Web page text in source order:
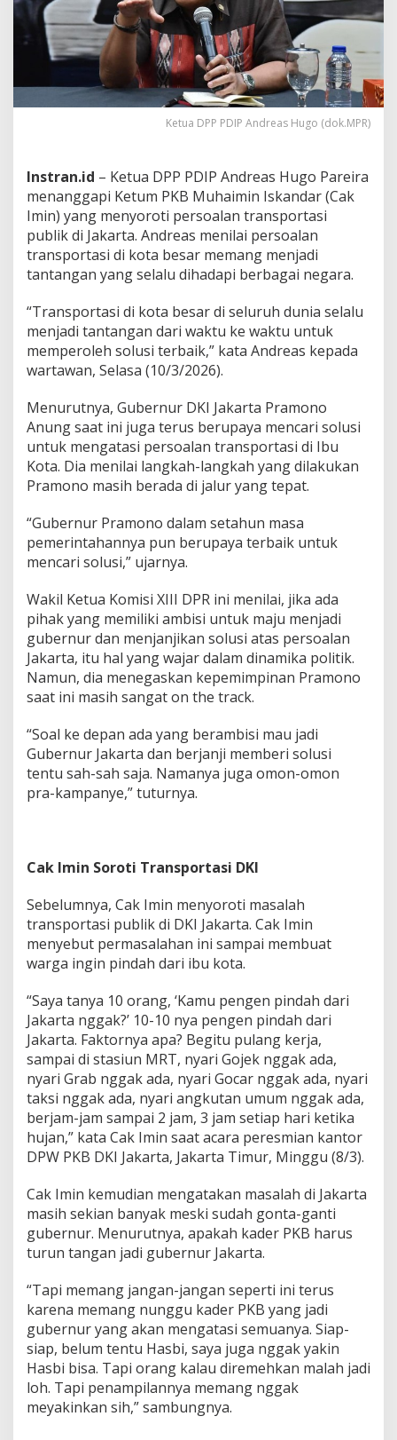
a
l
B
e
n
a
h
n
s
p
o
t
a
i
D
K
I
:
m
o
n
-
o
m
n
r
a
k
a
p
a
n
y
Ketua DPP PDIP Andreas Hugo (dok.MPR)
Instran.id – Ketua DPP PDIP Andreas Hugo Pareira
menanggapi Ketum PKB Muhaimin Iskandar (Cak
Imin) yang menyoroti persoalan transportasi
publik di Jakarta. Andreas menilai persoalan
transportasi di kota besar memang menjadi
tantangan yang selalu dihadapi berbagai negara.
“Transportasi di kota besar di seluruh dunia selalu
menjadi tantangan dari waktu ke waktu untuk
memperoleh solusi terbaik,” kata Andreas kepada
wartawan, Selasa (10/3/2026).
Menurutnya, Gubernur DKI Jakarta Pramono
Anung saat ini juga terus berupaya mencari solusi
untuk mengatasi persoalan transportasi di Ibu
Kota. Dia menilai langkah-langkah yang dilakukan
Pramono masih berada di jalur yang tepat.
“Gubernur Pramono dalam setahun masa
pemerintahannya pun berupaya terbaik untuk
mencari solusi,” ujarnya.
Wakil Ketua Komisi XIII DPR ini menilai, jika ada
pihak yang memiliki ambisi untuk maju menjadi
gubernur dan menjanjikan solusi atas persoalan
Jakarta, itu hal yang wajar dalam dinamika politik.
Namun, dia menegaskan kepemimpinan Pramono
saat ini masih sangat on the track.
“Soal ke depan ada yang berambisi mau jadi
Gubernur Jakarta dan berjanji memberi solusi
tentu sah-sah saja. Namanya juga omon-omon
pra-kampanye,” tuturnya.
Cak Imin Soroti Transportasi DKI
Sebelumnya, Cak Imin menyoroti masalah
transportasi publik di DKI Jakarta. Cak Imin
menyebut permasalahan ini sampai membuat
warga ingin pindah dari ibu kota.
“Saya tanya 10 orang, ‘Kamu pengen pindah dari
Jakarta nggak?’ 10-10 nya pengen pindah dari
Jakarta. Faktornya apa? Begitu pulang kerja,
sampai di stasiun MRT, nyari Gojek nggak ada,
nyari Grab nggak ada, nyari Gocar nggak ada, nyari
taksi nggak ada, nyari angkutan umum nggak ada,
berjam-jam sampai 2 jam, 3 jam setiap hari ketika
hujan,” kata Cak Imin saat acara peresmian kantor
DPW PKB DKI Jakarta, Jakarta Timur, Minggu (8/3).
Cak Imin kemudian mengatakan masalah di Jakarta
masih sekian banyak meski sudah gonta-ganti
gubernur. Menurutnya, apakah kader PKB harus
turun tangan jadi gubernur Jakarta.
“Tapi memang jangan-jangan seperti ini terus
karena memang nunggu kader PKB yang jadi
gubernur yang akan mengatasi semuanya. Siap-
siap, belum tentu Hasbi, saya juga nggak yakin
Hasbi bisa. Tapi orang kalau diremehkan malah jadi
loh. Tapi penampilannya memang nggak
meyakinkan sih,” sambungnya.